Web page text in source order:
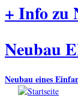
+ Info zu
Neubau
Neubau eines